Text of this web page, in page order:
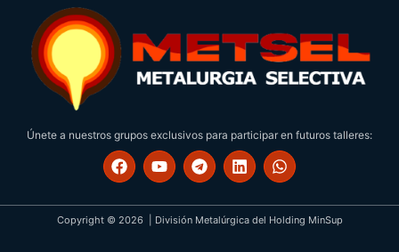
Únete a nuestros grupos exclusivos para participar en futuros talleres:
F
a
c
e
b
Y
o
u
t
u
T
e
l
e
g
L
i
n
k
e
W
h
a
t
s
Copyright © 2026 | División Metalúrgica del Holding MinSup